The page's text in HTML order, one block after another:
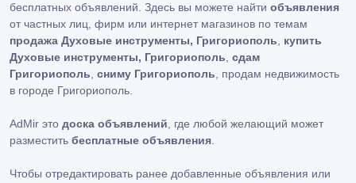
бесплатных объявлений. Здесь вы можете найти объявления
от частных лиц, фирм или интернет магазинов по темам
продажа Духовые инструменты, Григориополь
купить
Духовые инструменты, Григориополь сдам
Григориополь сниму Григориополь , продам недвижимость
в городе Григориополь.
AdMir это доска объявлений , где любой желающий может
разместить бесплатные объявления
Чтобы отредактировать ранее добавленные объявления или